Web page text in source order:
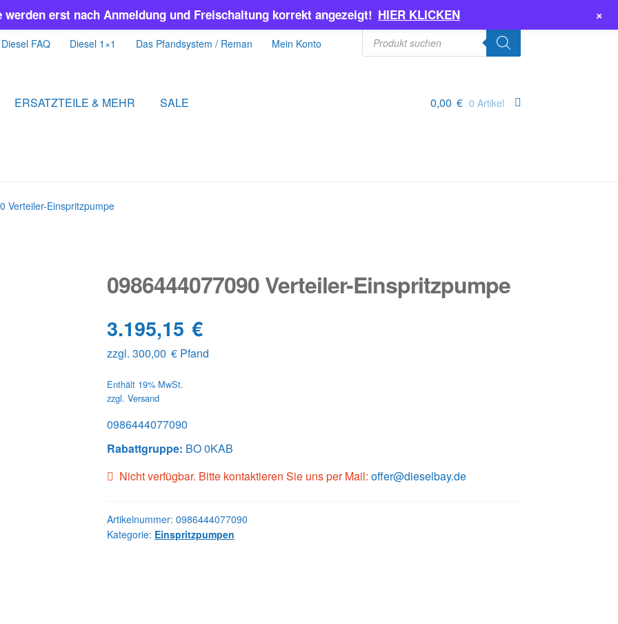
Diesel FAQ Diesel 1×1 Das Pfandsystem / Reman Mein Konto
Products
search
ERSATZTEILE & MEHR SALE 0,00 € 0 Artikel
Verteiler-Einspritzpumpe
0986444077090 Verteiler-Einspritzpumpe
3.195,15 €
zzgl. 300,00 €Pfand
Enthält 19% MwSt.
zzgl. Versand
0986444077090
Rabattgruppe: BO 0KAB
Nicht verfügbar. Bitte kontaktieren Sie uns per Mail:offer@dieselbay.de
Artikelnummer: 0986444077090
Kategorie: Einspritzpumpen
erst nach Anmeldung und Freischaltung korrekt angezeigt! HIER KLICKEN +